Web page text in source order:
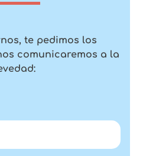
te pedimos los
comunicaremos a la